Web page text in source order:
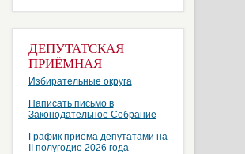
ДЕПУТАТСКАЯ
ПРИЁМНАЯ
Избирательные округа
Написать письмо в
Законодательное Собрание
График приёма депутатами на
II полугодие 2026 года